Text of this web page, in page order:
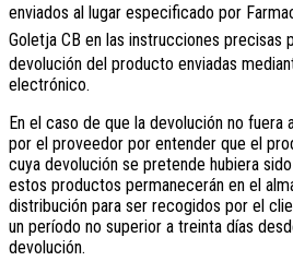
enviados al lugar especificado por
Goletja CB en las instrucciones precisas
devolución del producto enviadas
electrónico.
En el caso de que la devolución no fuera
por el proveedor por entender que el
cuya devolución se pretende hubiera
estos productos permanecerán en el
distribución para ser recogidos por el
un período no superior a treinta días
devolución.